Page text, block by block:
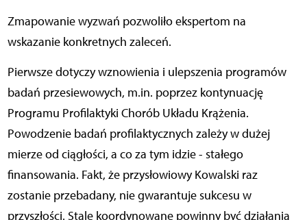
Zmapowanie wyzwań pozwoliło ekspertom na
wskazanie konkretnych zaleceń.
Pierwsze dotyczy wznowienia i ulepszenia programów
badań przesiewowych, m.in. poprzez kontynuację
Programu Profilaktyki Chorób Układu Krążenia.
Powodzenie badań profilaktycznych zależy w dużej
mierze od ciągłości, a co za tym idzie - stałego
finansowania. Fakt, że przysłowiowy Kowalski raz
zostanie przebadany, nie gwarantuje sukcesu w
przyszłości. Stale koordynowane powinny być działania